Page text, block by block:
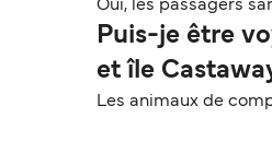
Oui, les passagers
Puis-je être
et île
Les animaux de